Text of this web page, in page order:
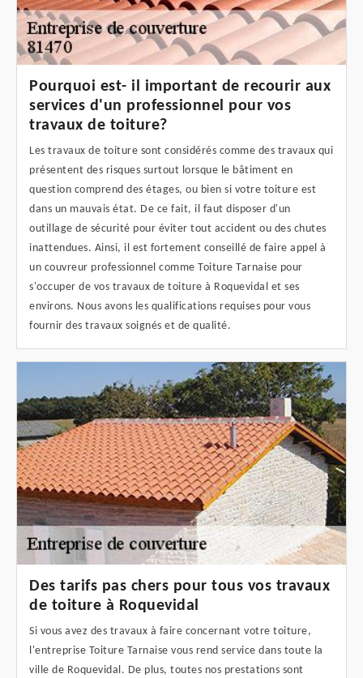
Pourquoi est- il important de recourir aux
services d'un professionnel pour vos
travaux de toiture?
Les travaux de toiture sont considérés comme des travaux qui
présentent des risques surtout lorsque le bâtiment en
question comprend des étages, ou bien si votre toiture est
dans un mauvais état. De ce fait, il faut disposer d'un
outillage de sécurité pour éviter tout accident ou des chutes
inattendues. Ainsi, il est fortement conseillé de faire appel à
un couvreur professionnel comme Toiture Tarnaise pour
s'occuper de vos travaux de toiture à Roquevidal et ses
environs. Nous avons les qualifications requises pour vous
fournir des travaux soignés et de qualité.
Des tarifs pas chers pour tous vos travaux
de toiture à Roquevidal
Si vous avez des travaux à faire concernant votre toiture,
l'entreprise Toiture Tarnaise vous rend service dans toute la
ville de Roquevidal. De plus, toutes nos prestations sont